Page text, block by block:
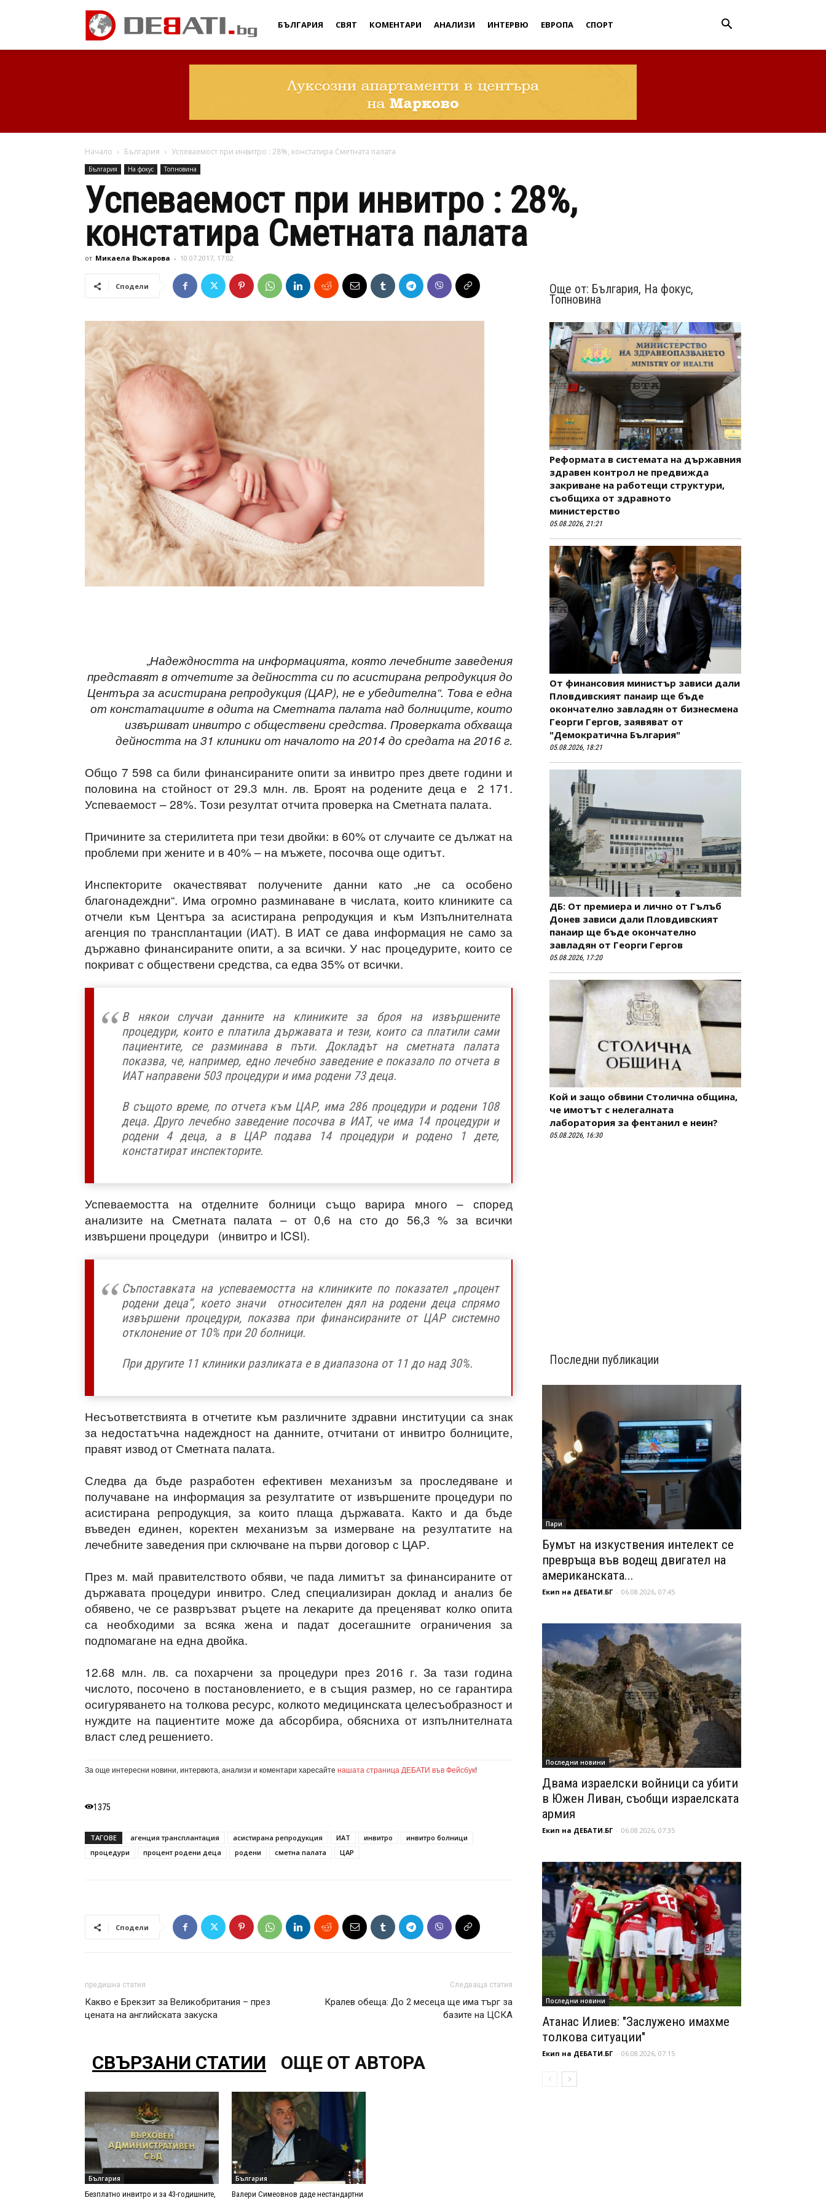
Дебати
БЪЛГАРИЯ СВЯТ КОМЕНТАРИ АНАЛИЗИ ИНТЕРВЮ ЕВРОПА СПОРТ
Начало България Успеваемост при инвитро : 28%, констатира Сметната палата
България На фокус Топновина
Успеваемост при инвитро : 28%,
констатира Сметната палата
от Микаела Въжарова - 10.07.2017, 17:02
Сподели
„Надеждността на информацията, която лечебните заведения
представят в отчетите за дейността си по асистирана репродукция до
Центъра за асистирана репродукция (ЦАР), не е убедителна“. Това е една
от констатациите в одита на Сметната палата над болниците, които
извършват инвитро с обществени средства. Проверката обхваща
дейността на 31 клиники от началото на 2014 до средата на 2016 г.
Общо 7 598 са били финансираните опити за инвитро през двете години и
половина на стойност от 29.3 млн. лв. Броят на родените деца е 2 171.
Успеваемост – 28%. Този резултат отчита проверка на Сметната палата.
Причините за стерилитета при тези двойки: в 60% от случаите се дължат на
проблеми при жените и в 40% – на мъжете, посочва още одитът.
Инспекторите окачествяват получените данни като „не са особено
благонадеждни“. Има огромно разминаване в числата, които клиниките са
отчели към Центъра за асистирана репродукция и към Изпълнителната
агенция по трансплантации (ИАТ). В ИАТ се дава информация не само за
държавно финансираните опити, а за всички. У нас процедурите, които се
покриват с обществени средства, са едва 35% от всички.
В някои случаи данните на клиниките за броя на извършените
процедури, които е платила държавата и тези, които са платили сами
пациентите, се разминава в пъти. Докладът на сметната палата
показва, че, например, едно лечебно заведение е показало по отчета в
ИАТ направени 503 процедури и има родени 73 деца.
В същото време, по отчета към ЦАР, има 286 процедури и родени 108
деца. Друго лечебно заведение посочва в ИАТ, че има 14 процедури и
родени 4 деца, а в ЦАР подава 14 процедури и родено 1 дете,
констатират инспекторите.
Успеваемостта на отделните болници също варира много – според
анализите на Сметната палата – от 0,6 на сто до 56,3 % за всички
извършени процедури (инвитро и ICSI).
Съпоставката на успеваемостта на клиниките по показател „процент
родени деца“, което значи относителен дял на родени деца спрямо
извършени процедури, показва при финансираните от ЦАР системно
отклонение от 10% при 20 болници.
При другите 11 клиники разликата е в диапазона от 11 до над 30%.
Несъответствията в отчетите към различните здравни институции са знак
за недостатъчна надеждност на данните, отчитани от инвитро болниците,
правят извод от Сметната палата.
Следва да бъде разработен ефективен механизъм за проследяване и
получаване на информация за резултатите от извършените процедури по
асистирана репродукция, за които плаща държавата. Както и да бъде
въведен единен, коректен механизъм за измерване на резултатите на
лечебните заведения при сключване на първи договор с ЦАР.
През м. май правителството обяви, че пада лимитът за финансираните от
държавата процедури инвитро. След специализиран доклад и анализ бе
обявено, че се развръзват ръцете на лекарите да преценяват колко опита
са необходими за всяка жена и падат досегашните ограничения за
подпомагане на една двойка.
12.68 млн. лв. са похарчени за процедури през 2016 г. За тази година
числото, посочено в постановлението, е в същия размер, но се гарантира
осигуряването на толкова ресурс, колкото медицинската целесъобразност и
нуждите на пациентите може да абсорбира, обясниха от изпълнителната
власт след решението.
За още интересни новини, интервюта, анализи и коментари харесайте нашата страница ДЕБАТИ във Фейсбук!
1375
ТАГОВЕ агенция трансплантация асистирана репродукция ИАТ инвитро
инвитро болници
процедури
процент родени деца родени сметна палата ЦАР
Сподели
предишна статия
Какво е Брекзит за Великобритания – през
цената на английската закуска
Следваща статия
Кралев обеща: До 2 месеца ще има търг за
базите на ЦСКА
СВЪРЗАНИ СТАТИИ ОЩЕ ОТ АВТОРА
България
Безплатно инвитро и за 43-годишните,
България
Валери Симеовнов даде нестандартни
Още от: България, На фокус,
Топновина
Реформата в системата на държавния
здравен контрол не предвижда
закриване на работещи структури,
съобщиха от здравното
министерство
05.08.2026, 21:21
От финансовия министър зависи дали
Пловдивският панаир ще бъде
окончателно завладян от бизнесмена
Георги Гергов, заявяват от
"Демократична България"
05.08.2026, 18:21
ДБ: От премиера и лично от Гълъб
Донев зависи дали Пловдивският
панаир ще бъде окончателно
завладян от Георги Гергов
05.08.2026, 17:20
Кой и защо обвини Столична община,
че имотът с нелегалната
лаборатория за фентанил е неин?
05.08.2026, 16:30
Последни публикации
Пари
Бумът на изкуствения интелект се
превръща във водещ двигател на
американската...
Екип на ДЕБАТИ.БГ - 06.08.2026, 07:45
Последни новини
Двама израелски войници са убити
в Южен Ливан, съобщи израелската
армия
Екип на ДЕБАТИ.БГ - 06.08.2026, 07:35
Последни новини
Атанас Илиев: "Заслужено имахме
толкова ситуации"
Екип на ДЕБАТИ.БГ - 06.08.2026, 07:15